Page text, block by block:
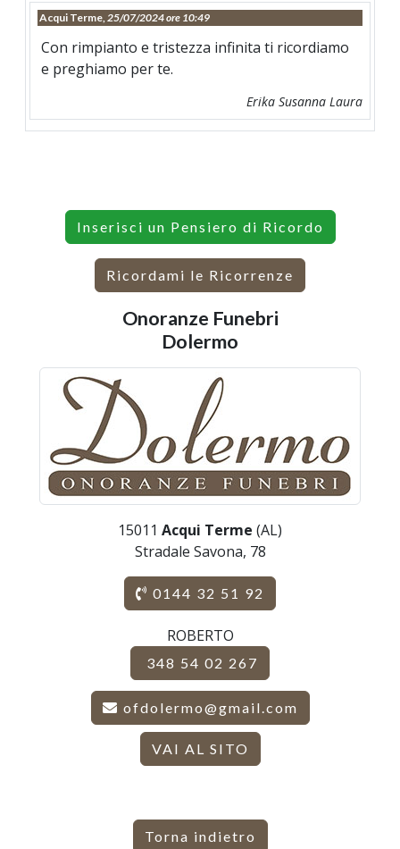
Acqui Terme,25/07/2024 ore 10:49
Con rimpianto e tristezza infinita ti ricordiamo
e preghiamo per te.
Erika Susanna Laura
Inserisci un Pensiero di Ricordo
Ricordami le Ricorrenze
Onoranze Funebri
Dolermo
15011 Acqui Terme (AL)
Stradale Savona, 78
0144 32 51 92
ROBERTO
348 54 02 267
ofdolermo@gmail.com
VAI AL SITO
Torna indietro